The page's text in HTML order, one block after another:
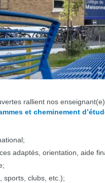
rallient nos
et cheminement
adaptés, orientation, aide
sports, clubs, etc.);